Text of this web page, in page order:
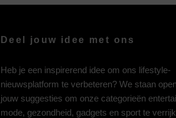
Deel jouw idee met ons
Heb je een inspirerend idee om ons lifestyle-
nieuwsplatform te verbeteren? We staan
jouw suggesties om onze categorieën
mode, gezondheid, gadgets en sport te